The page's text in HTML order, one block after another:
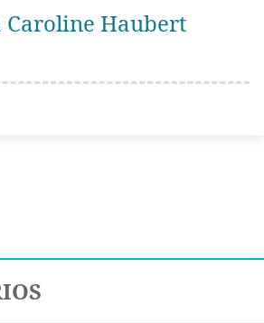
Caroline Haubert